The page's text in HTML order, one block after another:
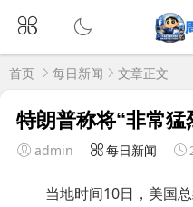
首页 每日新闻 文章正文
特朗普称将“非常猛
admin 每日新闻
当地时间10日，美国总